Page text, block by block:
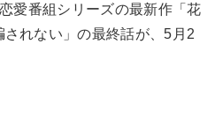
愛番組シリーズの最新作「花
れない」の最終話が、5月2